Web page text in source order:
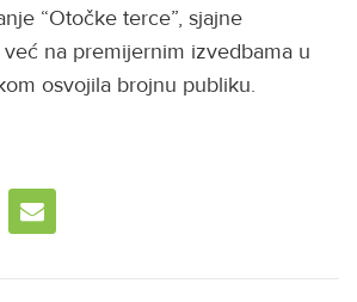
“Otočke terce”, sjajne
na premijernim izvedbama u
osvojila brojnu publiku.